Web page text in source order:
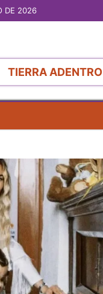
DE 2026
TIERRA ADENTRO